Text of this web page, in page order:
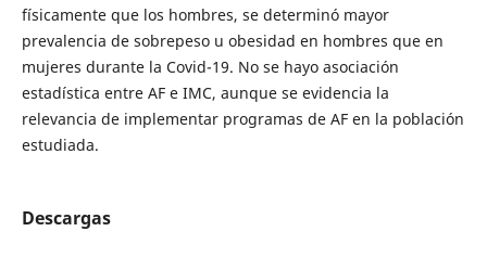
físicamente que los hombres, se determinó mayor
prevalencia de sobrepeso u obesidad en hombres que en
mujeres durante la Covid-19. No se hayo asociación
estadística entre AF e IMC, aunque se evidencia la
relevancia de implementar programas de AF en la población
estudiada.
Descargas